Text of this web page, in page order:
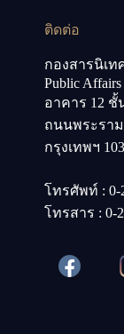
ติดต่อ
กองสารนิเ
Public
อาคาร 12 ชั้
ถนนพระรา
กรุงเทพฯ
โทรศัพท์ : 0-
โทรสาร : 0-